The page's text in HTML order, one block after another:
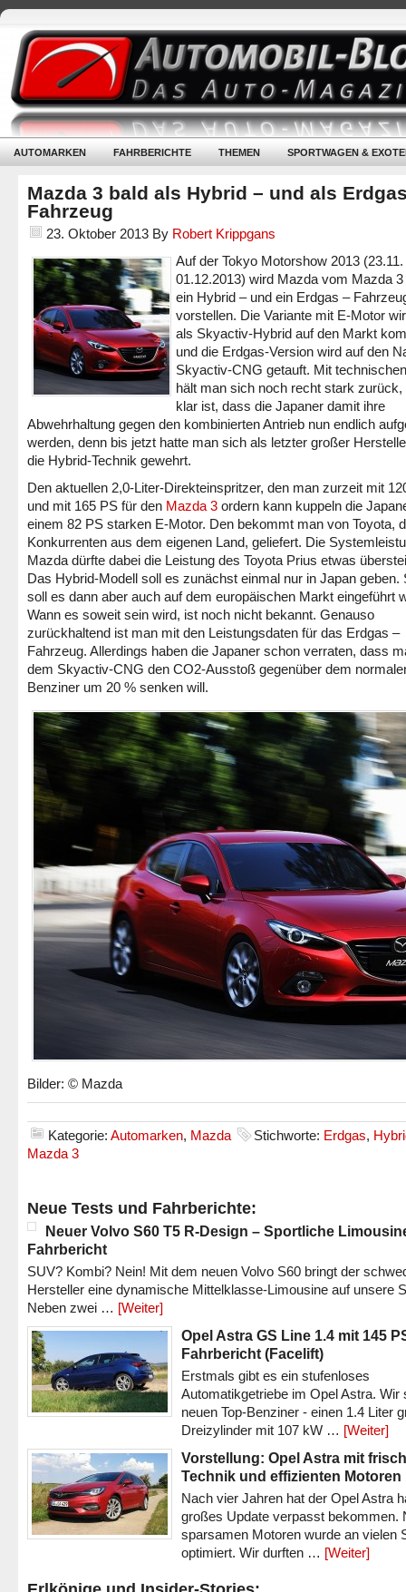
AUTOMARKEN FAHRBERICHTE THEMEN SPORTWAGEN &
Mazda 3 bald als Hybrid – und als
Fahrzeug
23. Oktober 2013 By Robert Krippgans
Auf der Tokyo Motorshow 2013
01.12.2013) wird Mazda vom Mazda
ein Hybrid – und ein Erdgas –
vorstellen. Die Variante mit E-Motor
als Skyactiv-Hybrid auf den Markt
und die Erdgas-Version wird auf den
Skyactiv-CNG getauft. Mit
hält man sich noch recht stark zurück,
klar ist, dass die Japaner damit ihre
Abwehrhaltung gegen den kombinierten Antrieb nun endlich
werden, denn bis jetzt hatte man sich als letzter großer
die Hybrid-Technik gewehrt.
Den aktuellen 2,0-Liter-Direkteinspritzer, den man zurzeit mit
und mit 165 PS für den Mazda 3 ordern kann kuppeln die
einem 82 PS starken E-Motor. Den bekommt man von Toyota,
Konkurrenten aus dem eigenen Land, geliefert. Die
Mazda dürfte dabei die Leistung des Toyota Prius etwas
Das Hybrid-Modell soll es zunächst einmal nur in Japan geben.
soll es dann aber auch auf dem europäischen Markt eingeführt
Wann es soweit sein wird, ist noch nicht bekannt. Genauso
zurückhaltend ist man mit den Leistungsdaten für das Erdgas –
Fahrzeug. Allerdings haben die Japaner schon verraten, dass
dem Skyactiv-CNG den CO2-Ausstoß gegenüber dem
Benziner um 20 % senken will.
Bilder: © Mazda
Kategorie: Automarken, Mazda Stichworte: Erdgas,
Mazda 3
Neue Tests und Fahrberichte:
Neuer Volvo S60 T5 R-Design – Sportliche
Fahrbericht
SUV? Kombi? Nein! Mit dem neuen Volvo S60 bringt der
Hersteller eine dynamische Mittelklasse-Limousine auf unsere
Neben zwei … [Weiter]
Opel Astra GS Line 1.4 mit 145
Fahrbericht (Facelift)
Erstmals gibt es ein stufenloses
Automatikgetriebe im Opel Astra. Wir
neuen Top-Benziner - einen 1.4 Liter
Dreizylinder mit 107 kW … [Weiter]
Vorstellung: Opel Astra mit
Technik und effizienten Motoren
Nach vier Jahren hat der Opel Astra
großes Update verpasst bekommen.
sparsamen Motoren wurde an vielen
optimiert. Wir durften … [Weiter]